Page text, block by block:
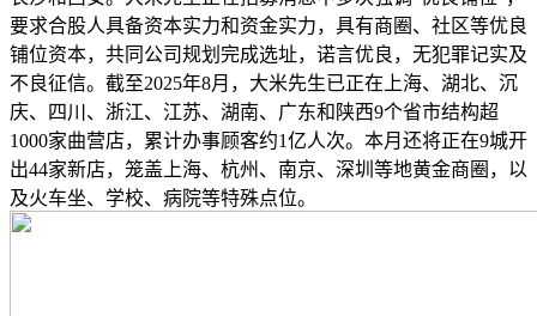
要求合股人具备资本实力和资金实力，具有商圈、社区等优良
铺位资本，共同公司规划完成选址，诺言优良，无犯罪记实及
不良征信。截至2025年8月，大米先生已正在上海、湖北、沉
庆、四川、浙江、江苏、湖南、广东和陕西9个省市结构超
1000家曲营店，累计办事顾客约1亿人次。本月还将正在9城开
出44家新店，笼盖上海、杭州、南京、深圳等地黄金商圈，以
及火车坐、学校、病院等特殊点位。